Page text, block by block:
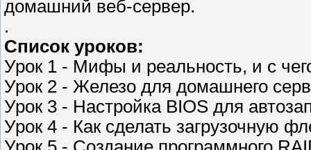
домашний веб-сервер.
.
Список уроков:
Урок 1 - Мифы и реальность, и с
Урок 2 - Железо для домашнего
Урок 3 - Настройка BIOS для
Урок 4 - Как сделать загрузочную